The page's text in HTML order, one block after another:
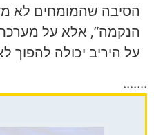
הסיבה שהמומחים לא
הנקמה”, אלא על
על היריב יכולה להפוך
.......